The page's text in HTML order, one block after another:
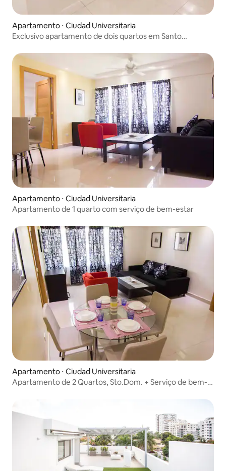
Apartamento ⋅ Ciudad Universitaria
Exclusivo apartamento de dois quartos em Santo
Apartamento ⋅ Ciudad Universitaria
Apartamento de 1 quarto com serviço de bem-estar
Apartamento ⋅ Ciudad Universitaria
Apartamento de 2 Quartos, Sto.Dom. + Serviço de bem-